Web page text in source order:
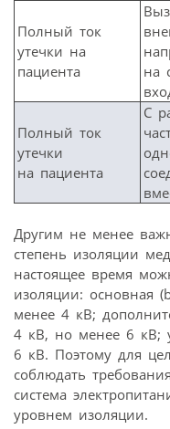
Полный ток
утечки на
пациента
на
Полный ток
утечки
на пациента
С
Другим не менее
степень изоляции
настоящее время
изоляции: основная
менее 4 кВ;
4 кВ, но менее 6 кВ;
6 кВ. Поэтому для
соблюдать
система
уровнем изоляции.